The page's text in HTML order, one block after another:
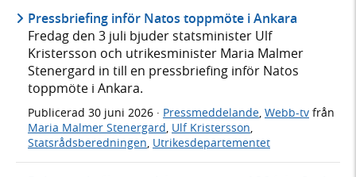
Pressbriefing inför Natos toppmöte i Ankara
Fredag den 3 juli bjuder statsminister Ulf
Kristersson och utrikesminister Maria Malmer
Stenergard in till en pressbriefing inför Natos
toppmöte i Ankara.
Publicerad 30 juni 2026 · Pressmeddelande Webb-tv från
Maria Malmer Stenergard Ulf Kristersson
Statsrådsberedningen Utrikesdepartementet